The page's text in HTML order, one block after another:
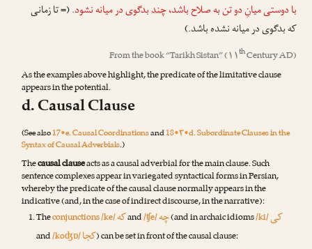
با دوستی میانِ دو تن به صلاح باشد،چندبدگوی در میانه نشود.(= تا زمانی
که بدگوی در میانه نشده باشد.)
From the book “Tarikh Sistan” (۱۱thCentury AD)
As the examples above highlight, the predicate of the limitative clause
appears in the potential.
d. Causal Clause
(See also17•e. Causal Coordinationsand18•۳•d. Subordinate Clauses in the
Syntax of Causal Adverbials.)
Thecausal clauseacts as a causal adverbial for the main clause. Such
sentence complexes appear in variegated syntactical forms in Persian,
whereby the predicate of the causal clause normally appears in the
indicative (and, in the case of indirect discourse, in the narrative):
Theconjunctions /ke/کهand/ʧe/چه(and in archaic idioms/ki/کی
and/koʤɒ/کجا) can be set in front of the causal clause: